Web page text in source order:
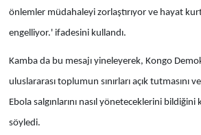
önlemler müdahaleyi zorlaştırıyor ve hayat
engelliyor.' ifadesini kullandı.
Kamba da bu mesajı yineleyerek, Kongo
uluslararası toplumun sınırları açık tutmasını
Ebola salgınlarını nasıl yöneteceklerini
söyledi.